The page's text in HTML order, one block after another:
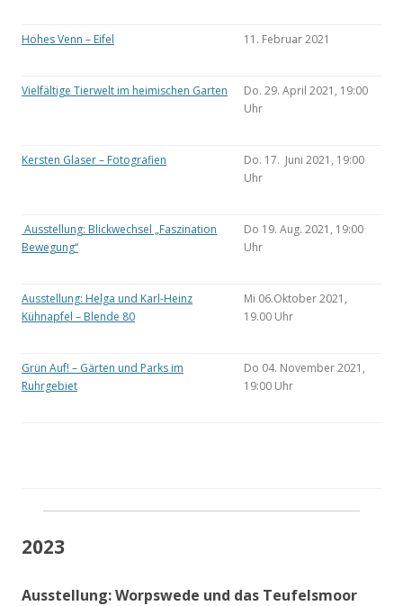
Hohes Venn – Eifel 11. Februar 2021
Vielfältige Tierwelt im heimischen Garten
Do. 29. April 2021, 19:00
Uhr
Kersten Glaser – Fotografien
Do. 17. Juni 2021, 19:00
Uhr
Ausstellung: Blickwechsel „Faszination
Bewegung“
Do 19. Aug. 2021, 19:00
Uhr
Ausstellung: Helga und Karl-Heinz
Kühnapfel – Blende 80
Mi 06.Oktober 2021,
19.00 Uhr
Grün Auf! – Gärten und Parks im
Ruhrgebiet
Do 04. November 2021,
19:00 Uhr
2023
Ausstellung: Worpswede und das Teufelsmoor